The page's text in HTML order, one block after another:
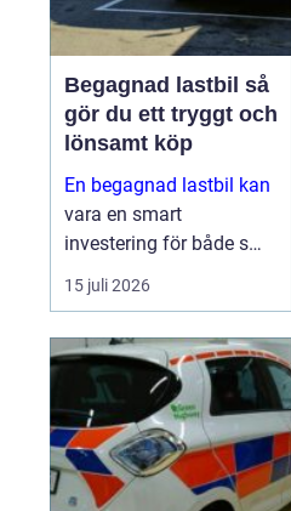
Begagnad lastbil så
gör du ett tryggt och
lönsamt köp
En begagnad lastbil kan
vara en smart
investering för både små
och stora företag. Du får
ofta mycket kapacitet
leveranstid och en bil
som redan visat vad den
går för i vardagen.
Sam...
15 juli 2026